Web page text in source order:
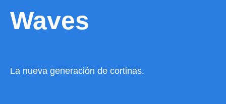
Waves
La nueva generación de cortinas.